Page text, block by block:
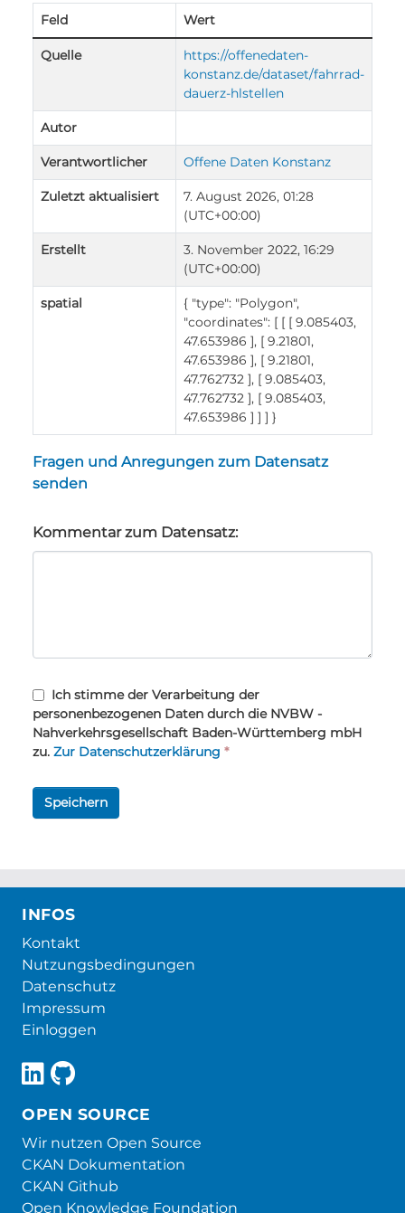
Feld Wert
Quelle
https://offenedaten-
konstanz.de/dataset/fahrrad-
dauerz-hlstellen
Autor
Verantwortlicher Offene Daten Konstanz
Zuletzt aktualisiert
7. August 2026, 01:28
(UTC+00:00)
Erstellt
3. November 2022, 16:29
(UTC+00:00)
spatial
{ "type": "Polygon",
"coordinates": [ [ [ 9.085403,
47.653986 ], [ 9.21801,
47.653986 ], [ 9.21801,
47.762732 ], [ 9.085403,
47.762732 ], [ 9.085403,
47.653986 ] ] ] }
Fragen und Anregungen zum Datensatz
senden
Kommentar zum Datensatz:
Ich stimme der Verarbeitung der
personenbezogenen Daten durch die NVBW -
Nahverkehrsgesellschaft Baden-Württemberg mbH
zu. Zur Datenschutzerklärung *
Speichern
INFOS
Kontakt
Nutzungsbedingungen
Datenschutz
Impressum
Einloggen
OPEN SOURCE
Wir nutzen Open Source
CKAN Dokumentation
CKAN Github
Open Knowledge Foundation